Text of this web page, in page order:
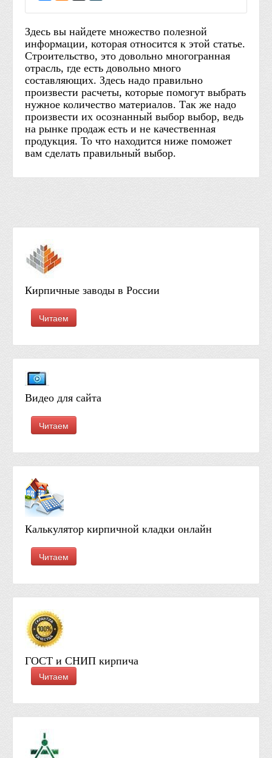
Здесь вы найдете множество полезной
информации, которая относится к этой статье.
Строительство, это довольно многогранная
отрасль, где есть довольно много
составляющих. Здесь надо правильно
произвести расчеты, которые помогут выбрать
нужное количество материалов. Так же надо
произвести их осознанный выбор выбор, ведь
на рынке продаж есть и не качественная
продукция. То что находится ниже поможет
вам сделать правильный выбор.
Кирпичные заводы в России
Читаем
Видео для сайта
Читаем
Калькулятор кирпичной кладки онлайн
Читаем
ГОСТ и СНИП кирпича
Читаем